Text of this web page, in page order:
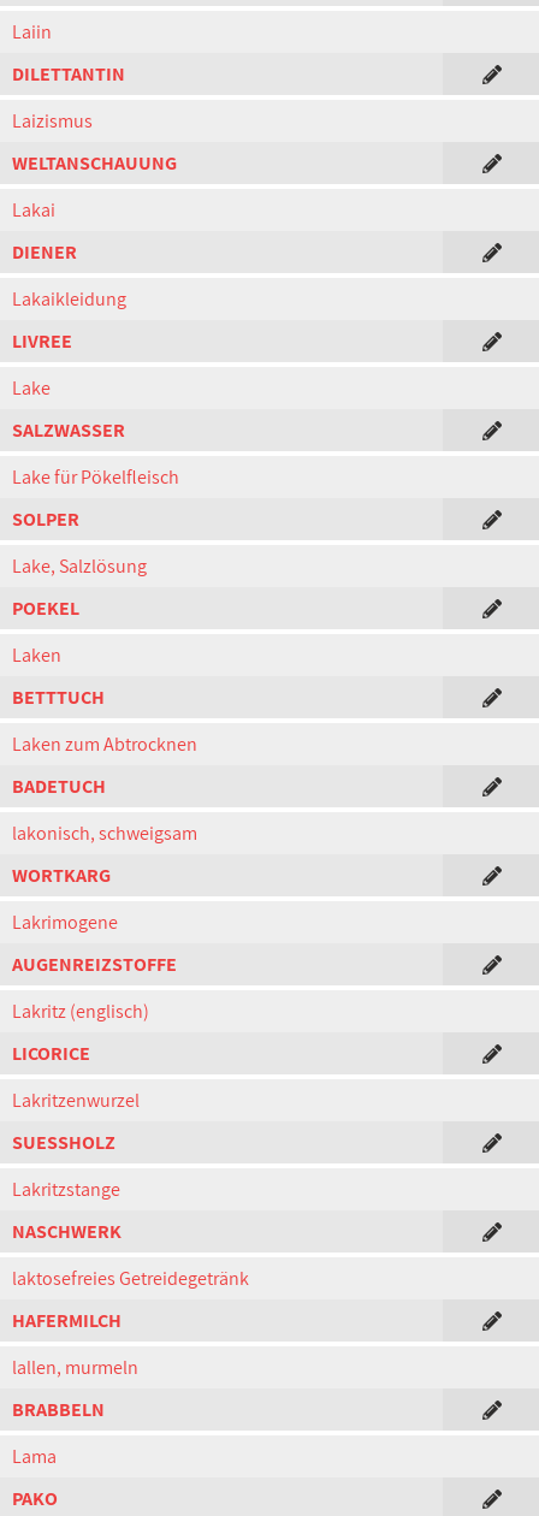
Laiin
DILETTANTIN
Laizismus
WELTANSCHAUUNG
Lakai
DIENER
Lakaikleidung
LIVREE
Lake
SALZWASSER
Lake für Pökelfleisch
SOLPER
Lake, Salzlösung
POEKEL
Laken
BETTTUCH
Laken zum Abtrocknen
BADETUCH
lakonisch, schweigsam
WORTKARG
Lakrimogene
AUGENREIZSTOFFE
Lakritz (englisch)
LICORICE
Lakritzenwurzel
SUESSHOLZ
Lakritzstange
NASCHWERK
laktosefreies Getreidegetränk
HAFERMILCH
lallen, murmeln
BRABBELN
Lama
PAKO